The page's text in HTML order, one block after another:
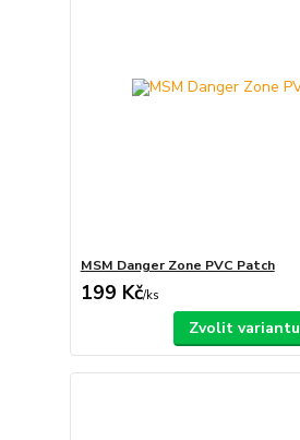
MSM Danger Zone PVC Patch
199 Kč/ks
Zvolit variantu